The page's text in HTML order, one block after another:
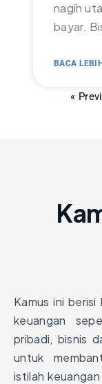
nagih
bayar.
BACA
«
Kamus ini
keuangan
pribadi, bisnis
untuk
istilah